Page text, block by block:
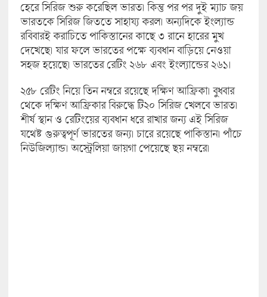
হেরে সিরিজ শুরু করেছিল ভারত। কিন্তু পর পর দুই ম্যাচ জয়
ভারতকে সিরিজ জিততে সাহায্য করল। অন্যদিকে ইংল্যান্ড
রবিবারই করাচিতে পাকিস্তানের কাছে ৩ রানে হারের মুখ
দেখেছে। যার ফলে ভারতের পক্ষে ব্যবধান বাড়িয়ে নেওয়া
সহজ হয়েছে। ভারতের রেটিং ২৬৮ এবং ইংল্যান্ডের ২৬১।
২৫৮ রেটিং নিয়ে তিন নম্বরে রয়েছে দক্ষিণ আফ্রিকা। বুধবার
থেকে দক্ষিণ আফ্রিকার বিরুদ্ধে টি২০ সিরিজ খেলবে ভারত।
শীর্ষ স্থান ও রেটিংয়ের ব্যবধান ধরে রাখার জন্য এই সিরিজ
যথেষ্ট গুরুত্বপূর্ণ ভারতের জন্য। চারে রয়েছে পাকিস্তান। পাঁচে
নিউজিল্যান্ড। অস্ট্রেলিয়া জায়গা পেয়েছে ছয় নম্বরে।